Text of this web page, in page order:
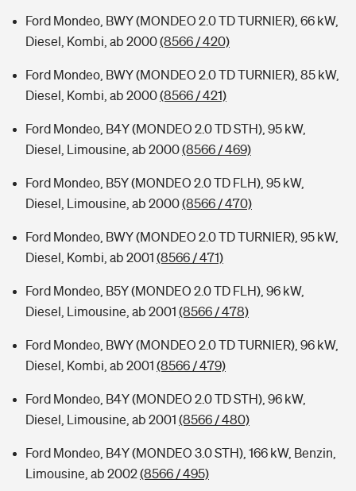
Ford Mondeo, BWY (MONDEO 2.0 TD TURNIER), 66 kW,
Diesel, Kombi, ab 2000(8566 / 420)
Ford Mondeo, BWY (MONDEO 2.0 TD TURNIER), 85 kW,
Diesel, Kombi, ab 2000(8566 / 421)
Ford Mondeo, B4Y (MONDEO 2.0 TD STH), 95 kW,
Diesel, Limousine, ab 2000(8566 / 469)
Ford Mondeo, B5Y (MONDEO 2.0 TD FLH), 95 kW,
Diesel, Limousine, ab 2000(8566 / 470)
Ford Mondeo, BWY (MONDEO 2.0 TD TURNIER), 95 kW,
Diesel, Kombi, ab 2001 (8566 / 471)
Ford Mondeo, B5Y (MONDEO 2.0 TD FLH), 96 kW,
Diesel, Limousine, ab 2001 (8566 / 478)
Ford Mondeo, BWY (MONDEO 2.0 TD TURNIER), 96 kW,
Diesel, Kombi, ab 2001 (8566 / 479)
Ford Mondeo, B4Y (MONDEO 2.0 TD STH), 96 kW,
Diesel, Limousine, ab 2001 (8566 / 480)
Ford Mondeo, B4Y (MONDEO 3.0 STH), 166 kW, Benzin,
Limousine, ab 2002(8566 / 495)